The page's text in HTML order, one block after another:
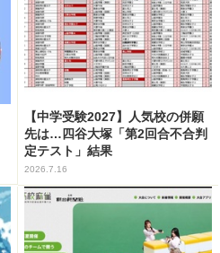
【中学受験2027】人気校の併願
先は…四谷大塚「第2回合不合判
定テスト」結果
2026.7.16